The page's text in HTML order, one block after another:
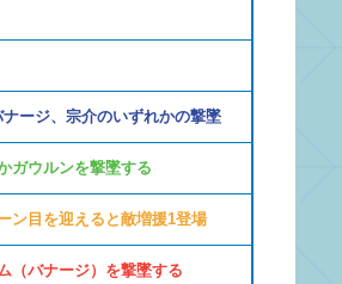
ージ、宗介のいずれかの撃墜
ガウルンを撃墜する
ン目を迎えると敵増援1登場
（バナージ）を撃墜する